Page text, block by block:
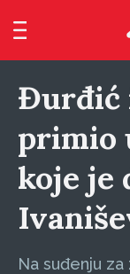
Đurđić
primio
koje je
Na suđenju